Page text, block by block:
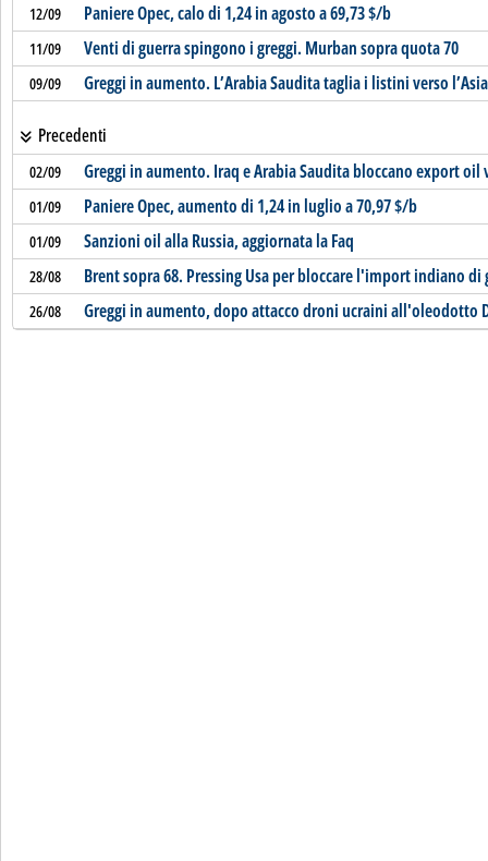
12/09 Paniere Opec, calo di 1,24 in agosto a 69,73 $/b
11/09 Venti di guerra spingono i greggi. Murban sopra quota 70
09/09 Greggi in aumento. L’Arabia Saudita taglia i listini verso l’Asia
Precedenti
02/09 Greggi in aumento. Iraq e Arabia Saudita bloccano export
01/09 Paniere Opec, aumento di 1,24 in luglio a 70,97 $/b
01/09 Sanzioni oil alla Russia, aggiornata la Faq
28/08 Brent sopra 68. Pressing Usa per bloccare l'import indiano di
26/08 Greggi in aumento, dopo attacco droni ucraini all'oleodotto